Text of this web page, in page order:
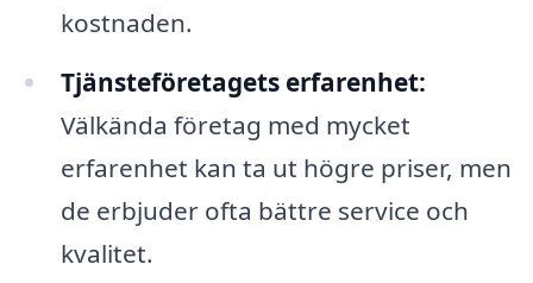
kostnaden.
Tjänsteföretagets erfarenhet:
Välkända företag med mycket
erfarenhet kan ta ut högre priser, men
de erbjuder ofta bättre service och
kvalitet.